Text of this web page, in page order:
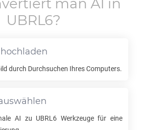
man AI in
UBRL6?
durch Durchsuchen Ihres Computers.
AI zu UBRL6 Werkzeuge für eine